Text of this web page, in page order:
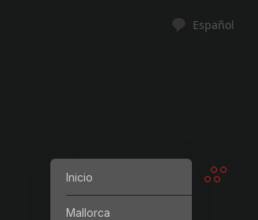
Inicio
Mallorca
Español